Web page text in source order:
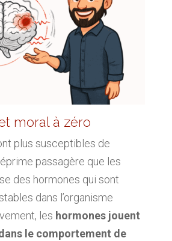
moral à zéro
plus susceptibles de
passagère que les
des hormones qui sont
dans l’organisme
les hormones jouent
le comportement de